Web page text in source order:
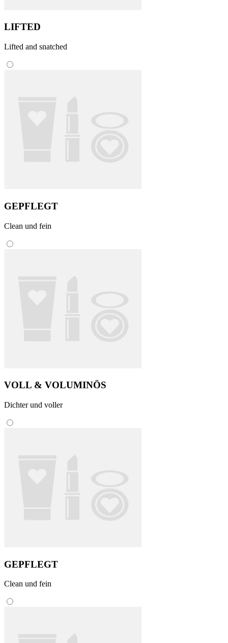
LIFTED
Lifted and snatched
GEPFLEGT
Clean und fein
VOLL & VOLUMINÖS
Dichter und voller
GEPFLEGT
Clean und fein